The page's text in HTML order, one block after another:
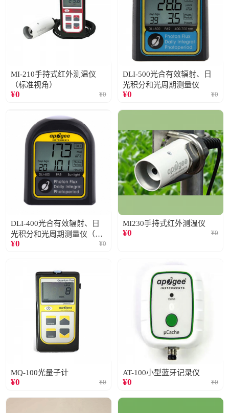
MI-210手持式红外测温仪
（标准视角）
¥0 ¥0
DLI-500光合有效辐射、日
光积分和光周期测量仪
¥0 ¥0
DLI-400光合有效辐射、日
光积分和光周期测量仪（仅
阳光）
¥0 ¥0
MI230手持式红外测温仪
¥0 ¥0
MQ-100光量子计
¥0 ¥0
AT-100小型蓝牙记录仪
¥0 ¥0